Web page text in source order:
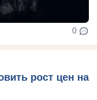
0
рост цен на